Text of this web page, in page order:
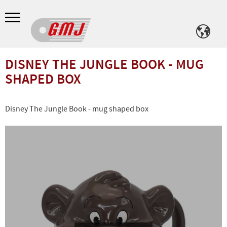
Meny
DISNEY THE JUNGLE BOOK - MUG
SHAPED BOX
Disney The Jungle Book - mug shaped box